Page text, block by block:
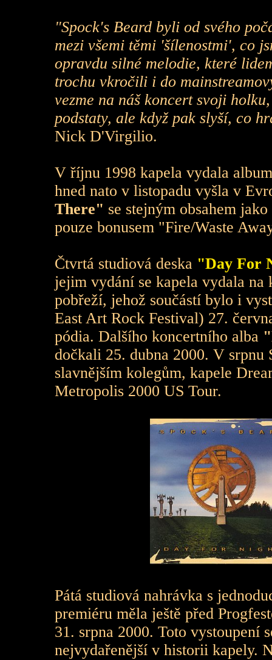
"Spock's Beard byli od svého
mezi všemi těmi 'šílenostmi', co
opravdu silné melodie, které
trochu vkročili i do
vezme na náš koncert svoji
podstaty, ale když pak slyší, co
Nick D'Virgilio.
V říjnu 1998 kapela vydala
hned nato v listopadu vyšla v
There" se stejným obsahem
pouze bonusem "Fire/Waste
Čtvrtá studiová deska "Day For
jejim vydání se kapela vydala
pobřeží, jehož součástí bylo i
East Art Rock Festival) 27.
pódia. Dalšího koncertního alba
dočkali 25. dubna 2000. V srpnu
slavnějším kolegům, kapele
Metropolis 2000 US Tour.
Pátá studiová nahrávka s
premiéru měla ještě před
31. srpna 2000. Toto vystoupení
nejvydařenější v historii kapely.